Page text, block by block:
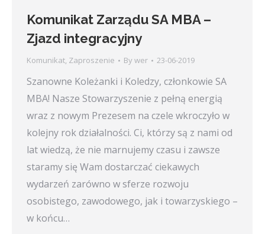
Komunikat Zarządu SA MBA –
Zjazd integracyjny
Komunikat, Zaproszenie By wer 23-06-2019
Szanowne Koleżanki i Koledzy, członkowie SA
MBA! Nasze Stowarzyszenie z pełną energią
wraz z nowym Prezesem na czele wkroczyło w
kolejny rok działalności. Ci, którzy są z nami od
lat wiedzą, że nie marnujemy czasu i zawsze
staramy się Wam dostarczać ciekawych
wydarzeń zarówno w sferze rozwoju
osobistego, zawodowego, jak i towarzyskiego –
w końcu…